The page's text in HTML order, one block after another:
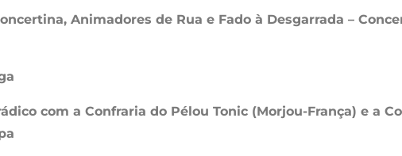
Animadores de Rua e Fado à Desgarrada –
com a Confraria do Pélou Tonic (Morjou-França) e a